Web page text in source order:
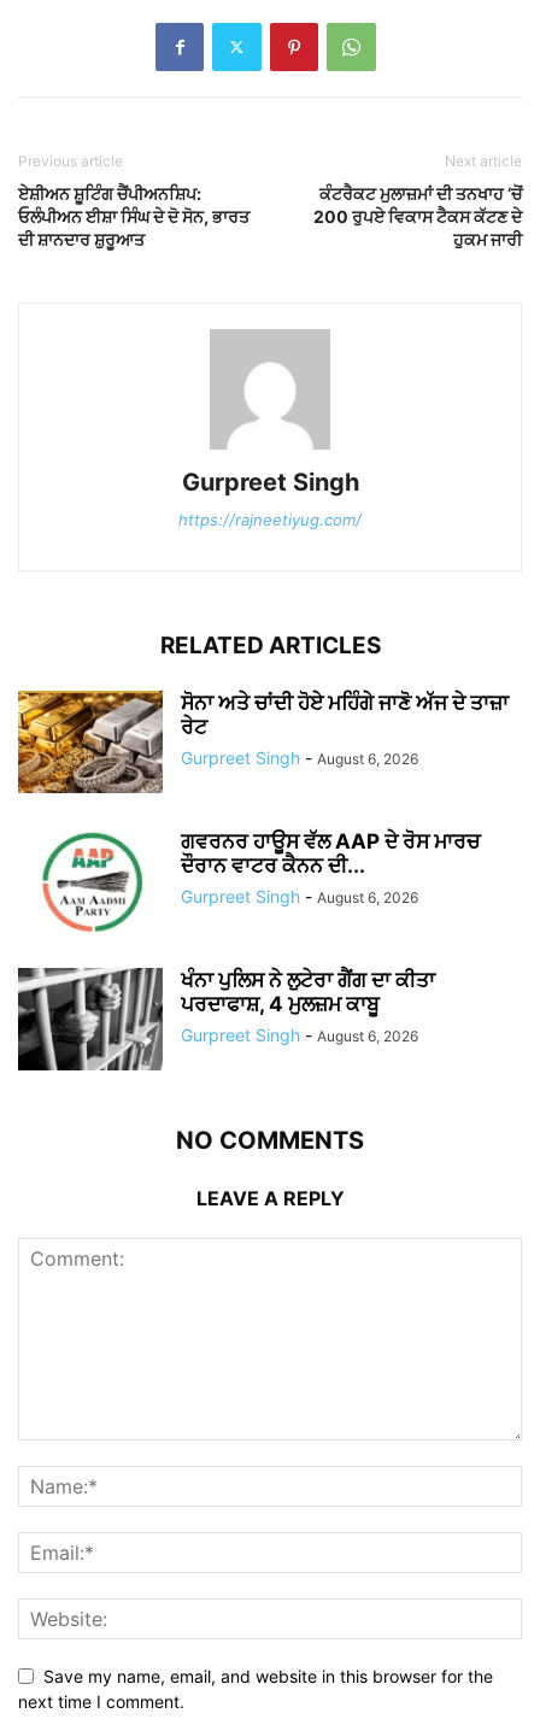
Previous article
ਏਸ਼ੀਅਨ ਸ਼ੂਟਿੰਗ ਚੈਂਪੀਅਨਸ਼ਿਪ:
ਓਲੰਪੀਅਨ ਈਸ਼ਾ ਸਿੰਘ ਦੇ ਦੋ ਸੋਨ, ਭਾਰਤ
ਦੀ ਸ਼ਾਨਦਾਰ ਸ਼ੁਰੂਆਤ
Next article
ਕੰਟਰੈਕਟ ਮੁਲਾਜ਼ਮਾਂ ਦੀ ਤਨਖਾਹ ‘ਚੋਂ
200 ਰੁਪਏ ਵਿਕਾਸ ਟੈਕਸ ਕੱਟਣ ਦੇ
ਹੁਕਮ ਜਾਰੀ
Gurpreet Singh
https://rajneetiyug.com/
RELATED ARTICLES
ਸੋਨਾ ਅਤੇ ਚਾਂਦੀ ਹੋਏ ਮਹਿੰਗੇ ਜਾਣੋ ਅੱਜ ਦੇ ਤਾਜ਼ਾ
ਰੇਟ
Gurpreet Singh - August 6, 2026
ਗਵਰਨਰ ਹਾਊਸ ਵੱਲ AAP ਦੇ ਰੋਸ ਮਾਰਚ
ਦੌਰਾਨ ਵਾਟਰ ਕੈਨਨ ਦੀ...
Gurpreet Singh - August 6, 2026
ਖੰਨਾ ਪੁਲਿਸ ਨੇ ਲੁਟੇਰਾ ਗੈਂਗ ਦਾ ਕੀਤਾ
ਪਰਦਾਫਾਸ਼, 4 ਮੁਲਜ਼ਮ ਕਾਬੂ
Gurpreet Singh - August 6, 2026
NO COMMENTS
LEAVE A REPLY
Save my name, email, and website in this browser for the
next time I comment.